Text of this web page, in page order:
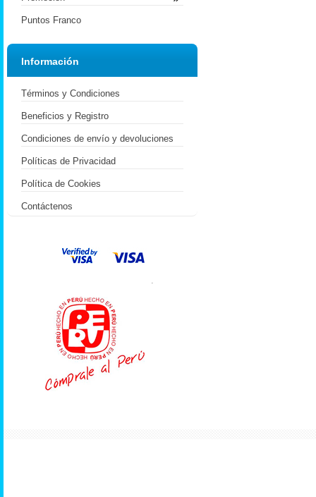
Puntos Franco
Información
Términos y Condiciones
Beneficios y Registro
Condiciones de envío y devoluciones
Políticas de Privacidad
Política de Cookies
Contáctenos
.